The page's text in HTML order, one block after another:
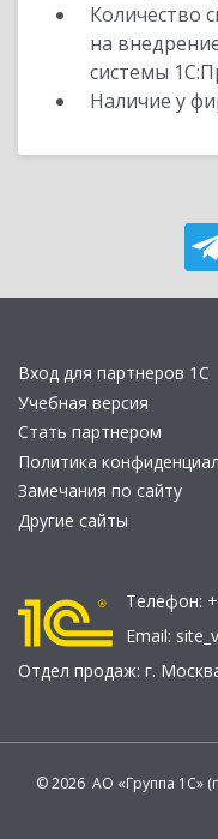
Количество
на
системы
Наличие у
Вход для партнеров 1С
Учебная версия
Стать партнером
Политика
Замечания по сайту
Другие сайты
Телефон:
Email:
Отдел продаж: г.
© 2026 АО «Группа 1С»